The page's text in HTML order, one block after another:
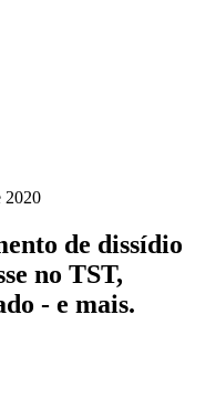
2020
de dissídio
no TST,
- e mais.